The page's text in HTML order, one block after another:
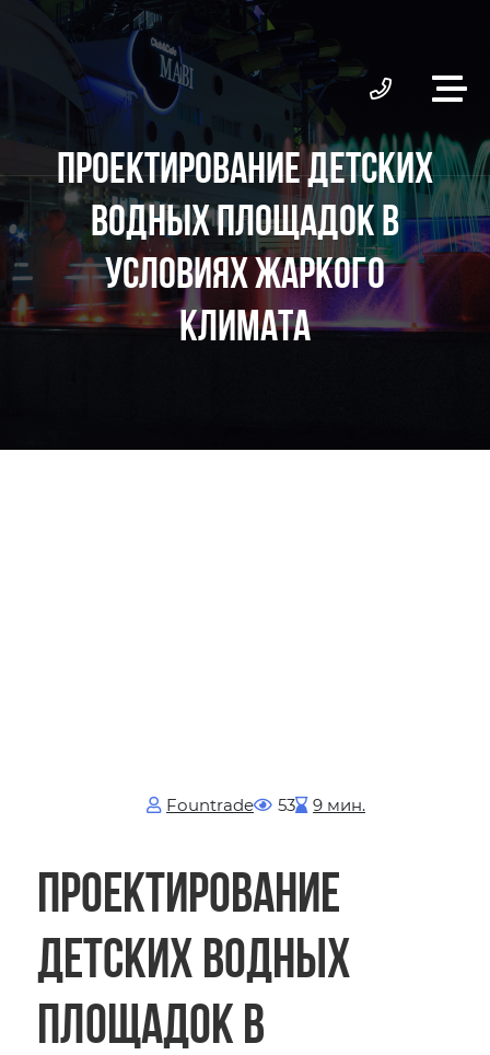
ПРОЕКТИРОВАНИЕ ДЕТСКИХ
ВОДНЫХ ПЛОЩАДОК В
УСЛОВИЯХ ЖАРКОГО
КЛИМАТА
Fоuntrade 53 9 мин.
Проектирование
детских водных
площадок в